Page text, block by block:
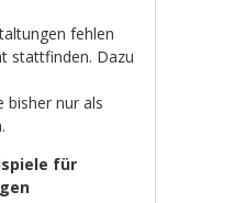
fehlen
stattfinden. Dazu
bisher nur als
für